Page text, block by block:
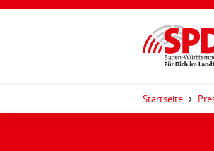
Startseite